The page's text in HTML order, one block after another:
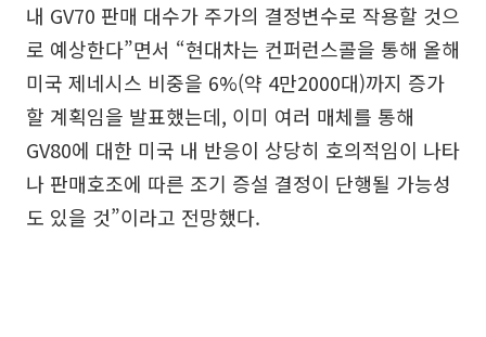
내 GV70 판매 대수가 주가의 결정변수로 작용할 것으
로 예상한다”면서 “현대차는 컨퍼런스콜을 통해 올해
미국 제네시스 비중을 6%(약 4만2000대)까지 증가
할 계획임을 발표했는데, 이미 여러 매체를 통해
GV80에 대한 미국 내 반응이 상당히 호의적임이 나타
나 판매호조에 따른 조기 증설 결정이 단행될 가능성
도 있을 것”이라고 전망했다.